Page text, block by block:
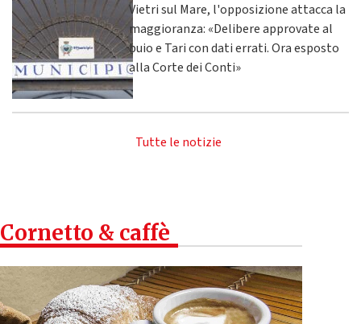
Vietri sul Mare, l'opposizione attacca la
maggioranza: «Delibere approvate al
buio e Tari con dati errati. Ora esposto
alla Corte dei Conti»
Tutte le notizie
Cornetto & caffè